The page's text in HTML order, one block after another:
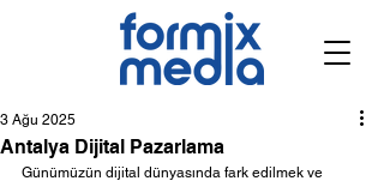
Antalya Dijital Pazarlama
3 Ağu 2025
Günümüzün dijital dünyasında fark edilmek ve